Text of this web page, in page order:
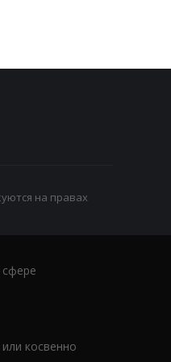
на правах
косвенно